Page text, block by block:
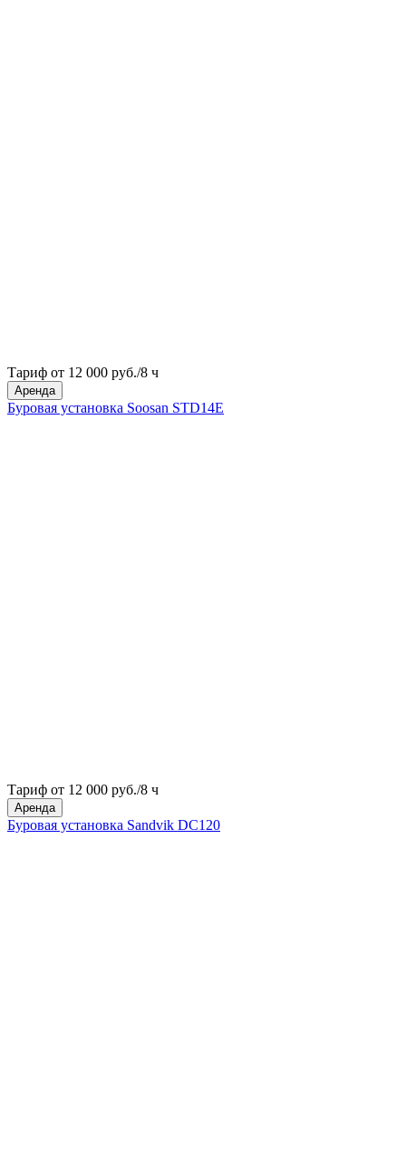
Тариф от 12 000 руб./8 ч
Аренда
Буровая установка Soosan STD14Е
Тариф от 12 000 руб./8 ч
Аренда
Буровая установка Sandvik DC120